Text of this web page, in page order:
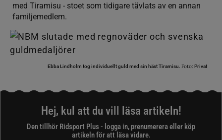
med Tiramisu - stoet som tidigare tävlats av en annan
familjemedlem.
Ebba Lindholm tog individuellt guld med sin häst Tiramisu. Foto: Privat
Hej, kul att du vill läsa artikeln!
Den tillhör Ridsport Plus - logga in, prenumerera eller köp
artikeln för att läsa vidare.